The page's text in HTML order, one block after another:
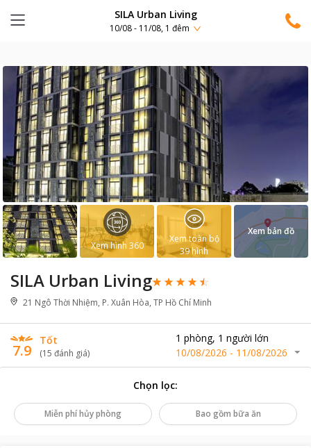
SILA Urban Living
10/08 - 11/08, 1 đêm
SILA Urban Living
21 Ngô Thời Nhiệm, P. Xuân Hòa, TP Hồ Chí Minh
7.9
Tốt
(15 đánh giá)
1 phòng, 1 người lớn
10/08/2026 - 11/08/2026
Xem hình 360
Xem toàn bộ
39hình
Xem bản đồ
Chọn lọc:
Miễn phí hủy phòng Bao gồm bữa ăn